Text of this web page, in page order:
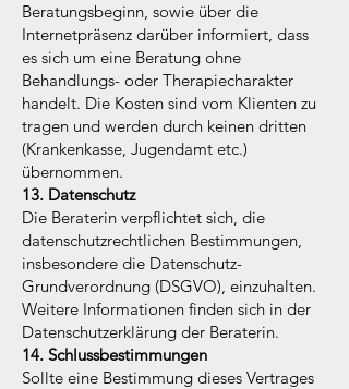
Beratungsbeginn, sowie über die
Internetpräsenz darüber informiert, dass
es sich um eine Beratung ohne
Behandlungs- oder Therapiecharakter
handelt. Die Kosten sind vom Klienten zu
tragen und werden durch keinen dritten
(Krankenkasse, Jugendamt etc.)
übernommen.
13. Datenschutz
Die Beraterin verpflichtet sich, die
datenschutzrechtlichen Bestimmungen,
insbesondere die Datenschutz-
Grundverordnung (DSGVO), einzuhalten.
Weitere Informationen finden sich in der
Datenschutzerklärung der Beraterin.
14. Schlussbestimmungen
Sollte eine Bestimmung dieses Vertrages